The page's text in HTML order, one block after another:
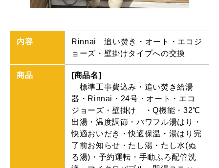
内容
Rinnai 追い焚き・オート・エコジ
ョーズ・壁掛けタイプへの交換
商品
[商品名]
標準工事費込み・追い焚き給湯
器・Rinnai・24号・オート・エコ
ジョーズ・壁掛け ・Q機能・32℃
出湯・温度調節・パワフル湯はり・
快適おいだき・快適保温・湯はり完
了前お知らせ・たし湯・たし水(ぬ
る湯)・予約運転・手動ふろ配管洗